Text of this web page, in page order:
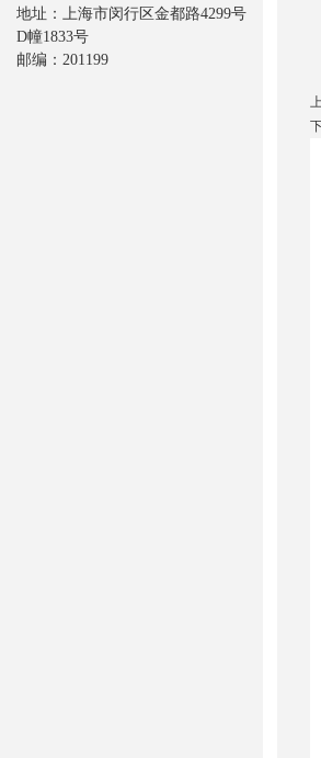
地址：上海市闵行区金都路4299号
D幢1833号
邮编：201199